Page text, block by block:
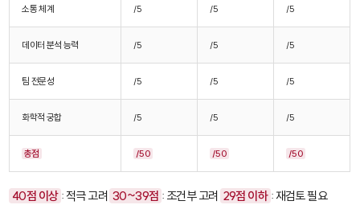
소통 체계 /5 /5 /5
데이터 분석 능력 /5 /5 /5
팀 전문성 /5 /5 /5
화학적 궁합 /5 /5 /5
총점 /50 /50 /50
40점 이상 : 적극 고려 30~39점 : 조건부 고려 29점 이하 : 재검토 필요